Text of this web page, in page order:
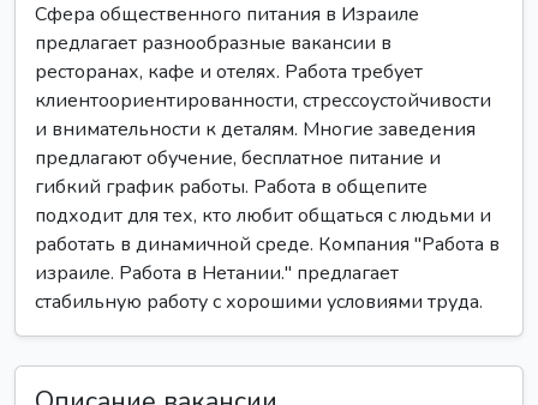
Сфера общественного питания в Израиле
предлагает разнообразные вакансии в
ресторанах, кафе и отелях. Работа требует
клиентоориентированности, стрессоустойчивости
и внимательности к деталям. Многие заведения
предлагают обучение, бесплатное питание и
гибкий график работы. Работа в общепите
подходит для тех, кто любит общаться с людьми и
работать в динамичной среде. Компания "Работа в
израиле. Работа в Нетании." предлагает
стабильную работу с хорошими условиями труда.